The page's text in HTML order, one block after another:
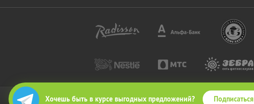
Хочешь быть в курсе выгодных предложений? Подписаться
2010-2026 © КупиКупон. Все права защищены.